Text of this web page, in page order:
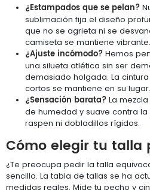
¿Estampados que se pelan?
sublimación fija el diseño
que no se agrieta ni se
camiseta se mantiene vibrante.
¿Ajuste incómodo? Hemos
una silueta atlética sin ser
demasiado holgada. La
cortos se mantiene en su lugar.
¿Sensación barata? La
de humedad y suave contra la
raspen ni dobladillos rígidos.
Cómo elegir tu talla
¿Te preocupa pedir la talla
sencillo. La tabla de tallas se ha
medidas reales. Mide tu pecho y